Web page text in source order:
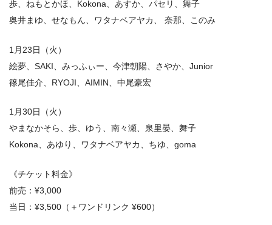
歩、ねもとかほ、Kokona、あすか、パセリ、舞子
奥井まゆ、せなもん、ワタナベアヤカ、 奈那、このみ
1月23日（火）
絵夢、SAKI、みっふぃー、今津朝陽、さやか、Junior
篠尾佳介、RYOJI、AIMIN、中尾豪宏
1月30日（火）
やまなかそら、歩、ゆう、南々瀬、泉里晏、舞子
Kokona、あゆり、ワタナベアヤカ、ちゆ、goma
《チケット料金》
前売：¥3,000
当日：¥3,500（＋ワンドリンク ¥600）